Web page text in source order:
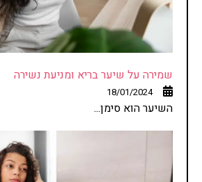
שמירה על שיער בריא ומניעת נשירה
18/01/2024
השיער הוא סימן...